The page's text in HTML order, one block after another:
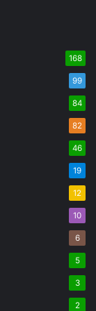
168
99
84
82
46
19
12
10
6
5
3
2